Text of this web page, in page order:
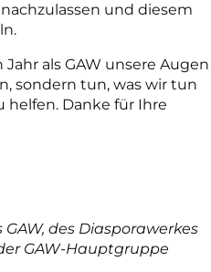
und diesem
als GAW unsere Augen
sondern tun, was wir tun
helfen. Danke für Ihre
des Diasporawerkes
GAW-Hauptgruppe